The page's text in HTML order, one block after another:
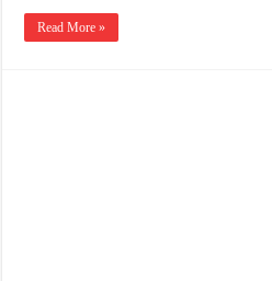
Read More »